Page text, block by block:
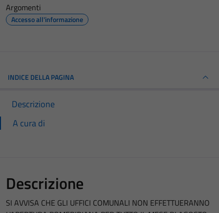
Argomenti
Accesso all'informazione
INDICE DELLA PAGINA
Descrizione
A cura di
Descrizione
SI AVVISA CHE GLI UFFICI COMUNALI NON EFFETTUERANNO